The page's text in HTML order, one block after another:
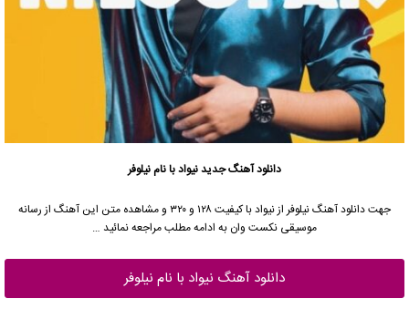
دانلود آهنگ جدیدنیواد با نام نیلوفر
جهت دانلود آهنگ نیلوفر از نیواد با کیفیت ۱۲۸ و ۳۲۰ و مشاهده متن این آهنگ از رسانه
موسیقی نکست وان به ادامه مطلب مراجعه نمائید …
دانلود آهنگ نیواد با نام نیلوفر